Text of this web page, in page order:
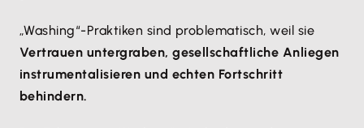
„Washing“-Praktiken sind problematisch, weil sie
Vertrauen untergraben, gesellschaftliche Anliegen
instrumentalisieren und echten Fortschritt
behindern.